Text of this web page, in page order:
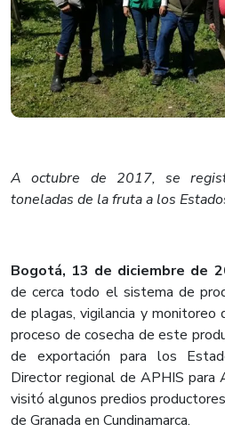
A octubre de 2017, se
toneladas de la fruta a los
Bogotá, 13 de diciembre de
de cerca todo el sistema de
de plagas, vigilancia y
proceso de cosecha de este
de exportación para los
Director regional de APHIS para
visitó algunos predios
de Granada en Cundinamarca.